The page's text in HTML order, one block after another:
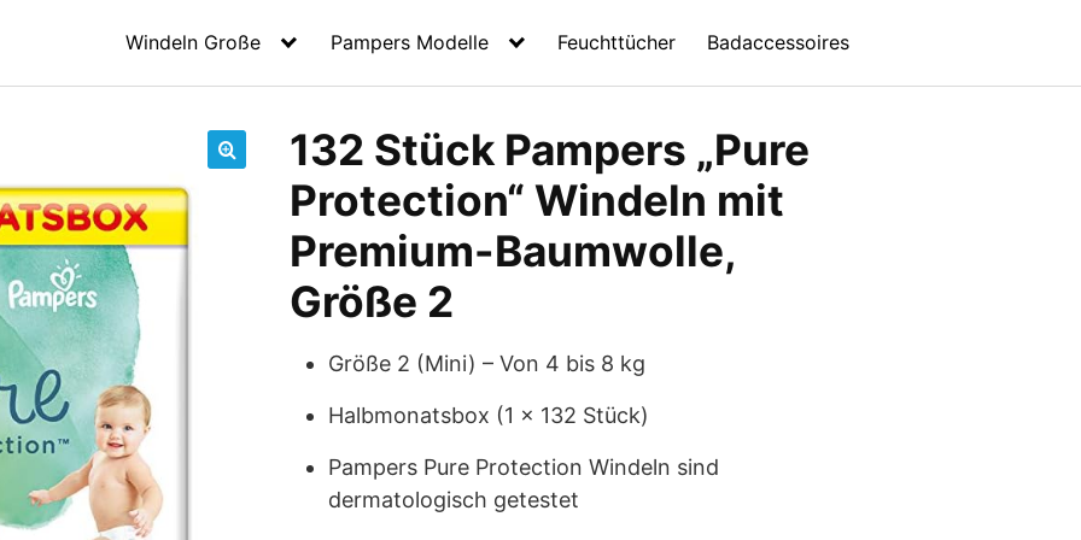
Windeln Große Pampers Modelle Feuchttücher Badaccessoires
132 Stück Pampers „Pure
Protection“ Windeln mit
Premium-Baumwolle,
Größe 2
Größe 2 (Mini) – Von 4 bis 8 kg
Halbmonatsbox (1 x 132 Stück)
Pampers Pure Protection Windeln sind
dermatologisch getestet